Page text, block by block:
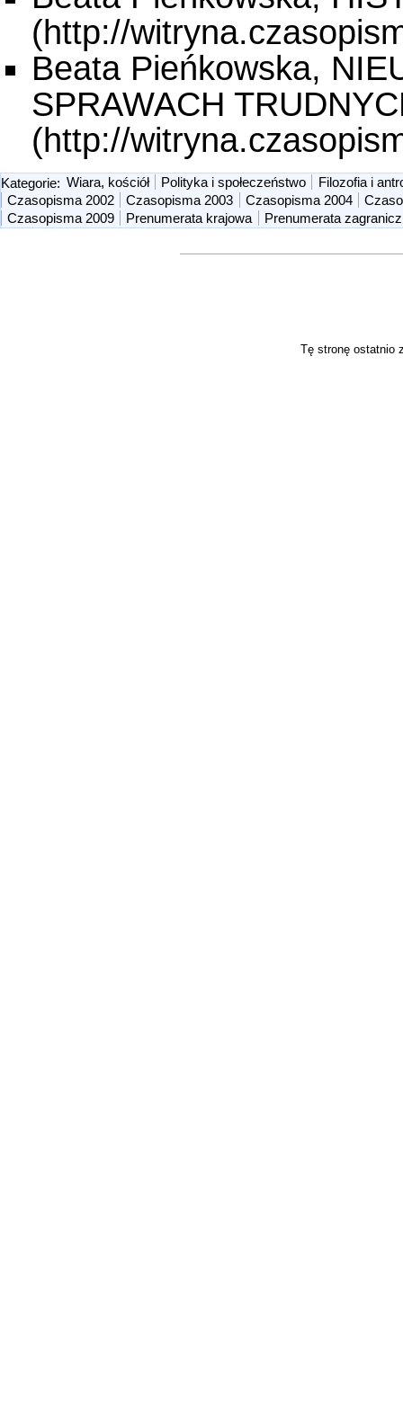
Beata Pieńkowska,
SPRAWACH
Kategorie: Wiara, kościół Polityka i społeczeństwo
Filozofia i
Czasopisma 2002
Czasopisma 2003 Czasopisma 2004
Czasopisma 2009
Prenumerata krajowa Prenumerata
Tę stronę ostatnio